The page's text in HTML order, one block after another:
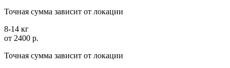
Точная сумма зависит от локации
8-14 кг
от 2400 р.
Точная сумма зависит от локации